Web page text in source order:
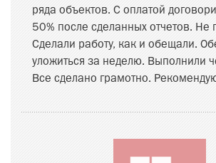
ряда объектов. С оплатой
50% после сделанных отчетов. Не
Сделали работу, как и обещали.
уложиться за неделю. Выполнили
Все сделано грамотно.